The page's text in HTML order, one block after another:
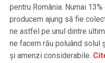
pentru România. Numai
producem ajung să fie
ne astfel pe unul dintre
ne facem rău poluând solul
și amenzi considerabile.